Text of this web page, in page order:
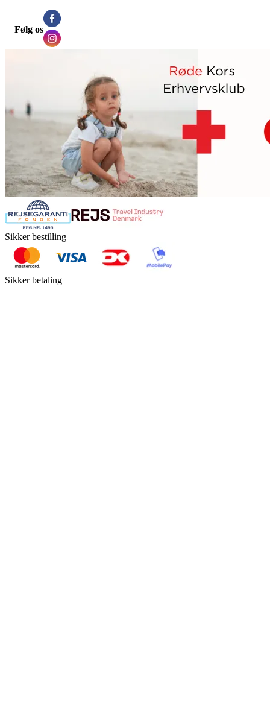
Følg os
Sikker bestilling
Sikker betaling